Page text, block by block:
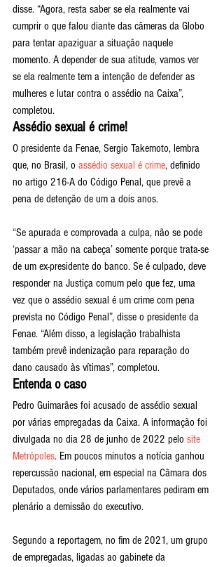
disse. “Agora, resta saber se ela realmente vai
cumprir o que falou diante das câmeras da Globo
para tentar apaziguar a situação naquele
momento. A depender de sua atitude, vamos ver
se ela realmente tem a intenção de defender as
mulheres e lutar contra o assédio na Caixa”,
completou.
Assédio sexual é crime!
O presidente da Fenae, Sergio Takemoto, lembra
que, no Brasil, o assédio sexual é crime, definido
no artigo 216-A do Código Penal, que prevê a
pena de detenção de um a dois anos.
“Se apurada e comprovada a culpa, não se pode
‘passar a mão na cabeça’ somente porque trata-se
de um ex-presidente do banco. Se é culpado, deve
responder na Justiça comum pelo que fez, uma
vez que o assédio sexual é um crime com pena
prevista no Código Penal”, disse o presidente da
Fenae. “Além disso, a legislação trabalhista
também prevê indenização para reparação do
dano causado às vítimas”, completou.
Entenda o caso
Pedro Guimarães foi acusado de assédio sexual
por várias empregadas da Caixa. A informação foi
divulgada no dia 28 de junho de 2022 pelo site
Metrópoles. Em poucos minutos a notícia ganhou
repercussão nacional, em especial na Câmara dos
Deputados, onde vários parlamentares pediram em
plenário a demissão do executivo.
Segundo a reportagem, no fim de 2021, um grupo
de empregadas, ligadas ao gabinete da